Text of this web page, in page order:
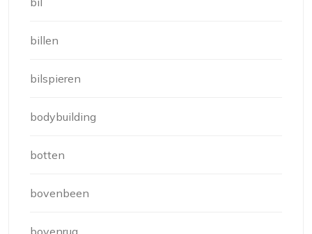
billen
bilspieren
bodybuilding
botten
bovenbeen
bovenrug